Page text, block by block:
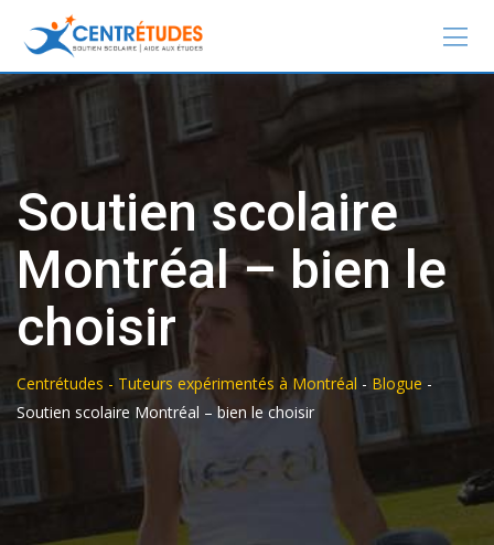
Soutien scolaire
Montréal – bien le
choisir
Centrétudes - Tuteurs expérimentés à Montréal - Blogue -
Soutien scolaire Montréal – bien le choisir